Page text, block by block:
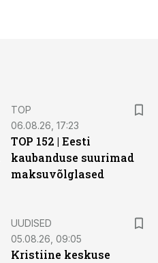
TOP
06.08.26, 17:23
TOP 152 | Eesti
kaubanduse suurimad
maksuvõlglased
UUDISED
05.08.26, 09:05
Kristiine keskuse